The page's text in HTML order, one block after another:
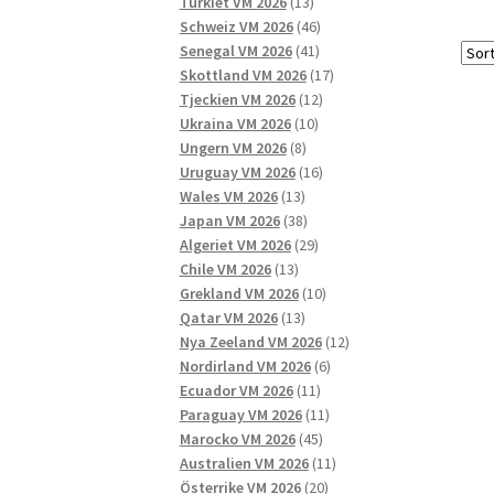
produkter
Schweiz VM 2026 4646
produkter
Senegal VM 2026 4141
produkter
Skottland VM 2026 1717
Tjeckien VM 2026 1212
produkter
Ukraina VM 2026 1010
Ungern VM 2026 88
produkter
Uruguay VM 2026 1616
Wales VM 2026 1313
produkter
Japan VM 2026 3838
produkter
Algeriet VM 2026 2929
Chile VM 2026 1313
produkter
Grekland VM 2026 1010
Qatar VM 2026 1313
produkter
Nya Zeeland VM 2026 1212
Nordirland VM 2026 66
Ecuador VM 2026 1111
produkter
Paraguay VM 2026 1111
Marocko VM 2026 4545
produkter
Australien VM 2026 1111
Österrike VM 2026 2020